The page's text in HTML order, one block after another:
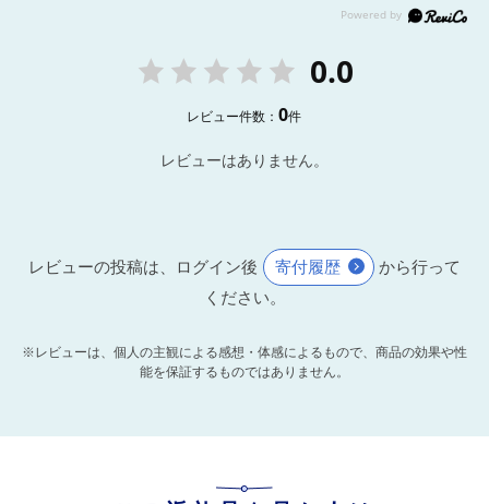
0.0
レビュー件数：0件
レビューはありません。
レビューの投稿は、ログイン後 寄付履歴
から行って
ください。
※レビューは、個人の主観による感想・体感によるもので、商品の効果や性
能を保証するものではありません。